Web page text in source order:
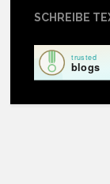
SCHREIBE